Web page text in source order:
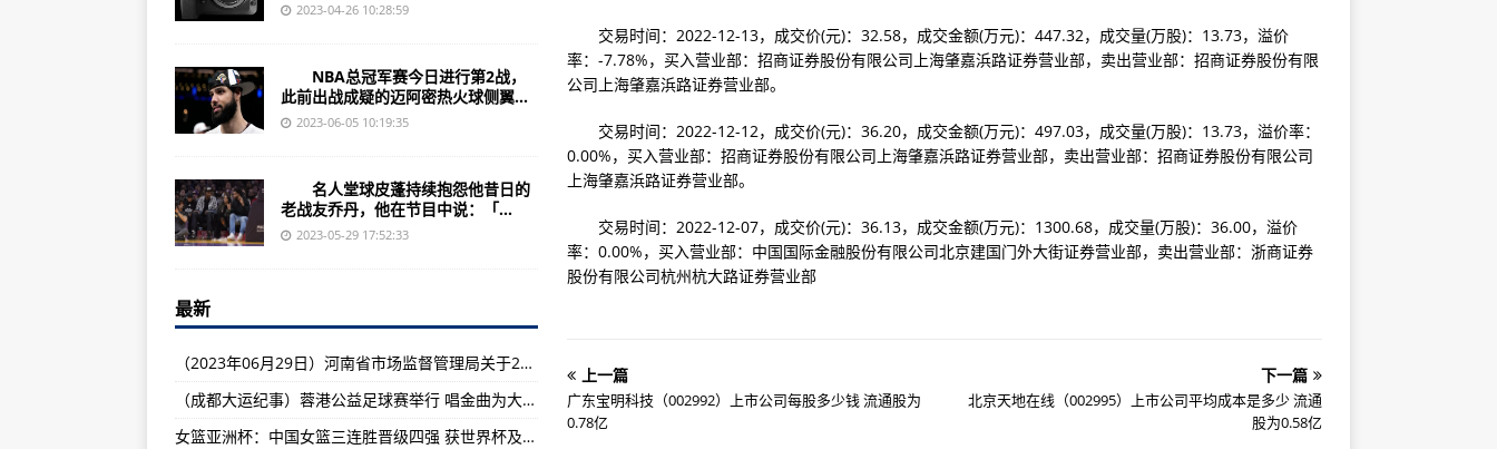
今日热搜:iPhone 15 Pro最厚达iPhone 6两倍！
Lyft为削减成本 将裁员逾千人
环球时讯:华为P60可支持5G了 只要640元
环球微资讯!真我11系列曝光：旗舰曲面屏 下黑边仅2.33mm
热点!米粉选最喜欢的手机：小米13 Ultra只排第二
当前消息!曝小米手机 将大量采用国产器件
当前最新:安卓成功跑上iOS模拟器！ APP完美运行
全球观焦点:三星S24 Ultra曝光：不涨价 靠软件优化影像
交易时间：2022-12-13，成交价(元)：32.58，成交金额(万元)：447.32，成交量(万股)：13.73，溢价
率：-7.78%，买入营业部：招商证券股份有限公司上海肇嘉浜路证券营业部，卖出营业部：招商证券股份有限
公司上海肇嘉浜路证券营业部。
交易时间：2022-12-12，成交价(元)：36.20，成交金额(万元)：497.03，成交量(万股)：13.73，溢价率：
0.00%，买入营业部：招商证券股份有限公司上海肇嘉浜路证券营业部，卖出营业部：招商证券股份有限公司
上海肇嘉浜路证券营业部。
交易时间：2022-12-07，成交价(元)：36.13，成交金额(万元)：1300.68，成交量(万股)：36.00，溢价
率：0.00%，买入营业部：中国国际金融股份有限公司北京建国门外大街证券营业部，卖出营业部：浙商证券
股份有限公司杭州杭大路证券营业部
上一篇
广东宝明科技（002992）上市公司每股多少钱 流通股为
0.78亿
下一篇
北京天地在线（002995）上市公司平均成本是多少 流通
股为0.58亿
2023-04-26 10:28:59
NBA总冠军赛今日进行第2战，
此前出战成疑的迈阿密热火球侧翼...
2023-06-05 10:19:35
名人堂球皮蓬持续抱怨他昔日的
老战友乔丹，他在节目中说：「...
2023-05-29 17:52:33
最新
（2023年06月29日）河南省市场监督管理局关于23批次食品不合格情况的通告（2023年第23期）-全球关注:
（成都大运纪事）蓉港公益足球赛举行 唱金曲为大运会助力—环球时讯
女篮亚洲杯：中国女篮三连胜晋级四强 获世界杯及奥运资格赛参赛权—每日精选